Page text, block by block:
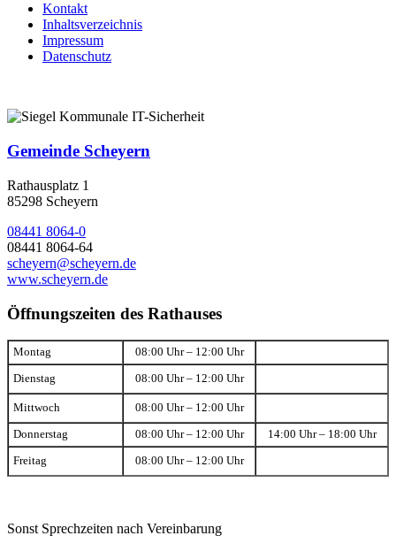
Kontakt
Inhaltsverzeichnis
Impressum
Datenschutz
Gemeinde Scheyern
Rathausplatz 1
85298 Scheyern
08441 8064-0
08441 8064-64
scheyern@scheyern.de
www.scheyern.de
Öffnungszeiten des Rathauses
Montag 08:00 Uhr – 12:00 Uhr
Dienstag 08:00 Uhr – 12:00 Uhr
Mittwoch 08:00 Uhr – 12:00 Uhr
Donnerstag 08:00 Uhr – 12:00 Uhr 14:00 Uhr – 18:00 Uhr
Freitag 08:00 Uhr – 12:00 Uhr
Sonst Sprechzeiten nach Vereinbarung